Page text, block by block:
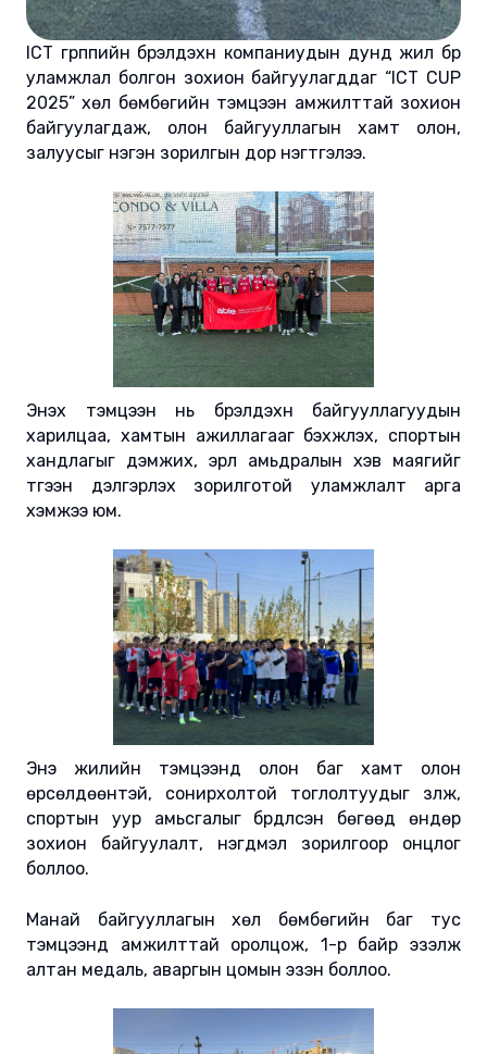
ICT грүппийн бүрэлдэхүүн компаниудын дунд жил бүр
уламжлал болгон зохион байгуулагддаг “ICT CUP
2025” хөл бөмбөгийн тэмцээн амжилттай зохион
байгуулагдаж, олон байгууллагын хамт олон,
залуусыг нэгэн зорилгын дор нэгтгэлээ.
Энэхүү тэмцээн нь бүрэлдэхүүн байгууллагуудын
харилцаа, хамтын ажиллагааг бэхжүүлэх, спортын
хандлагыг дэмжих, эрүүл амьдралын хэв маягийг
түгээн дэлгэрүүлэх зорилготой уламжлалт арга
хэмжээ юм.
Энэ жилийн тэмцээнд олон баг хамт олон
өрсөлдөөнтэй, сонирхолтой тоглолтуудыг үзүүлж,
спортын уур амьсгалыг бүрдүүлсэн бөгөөд өндөр
зохион байгуулалт, нэгдмэл зорилгоор онцлог
боллоо.
Манай байгууллагын хөл бөмбөгийн баг тус
тэмцээнд амжилттай оролцож, 1-р байр эзэлж
алтан медаль, аваргын цомын эзэн боллоо.